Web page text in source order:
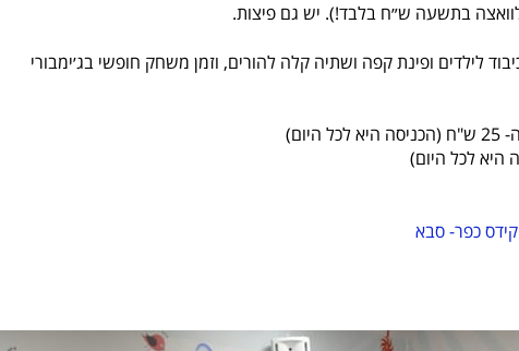
בתשעה ש״ח בלבד!). יש גם פיצות.
לילדים ופינת קפה ושתיה קלה להורים, וזמן משחק חופשי בג׳ימבורי
כפר- סבא